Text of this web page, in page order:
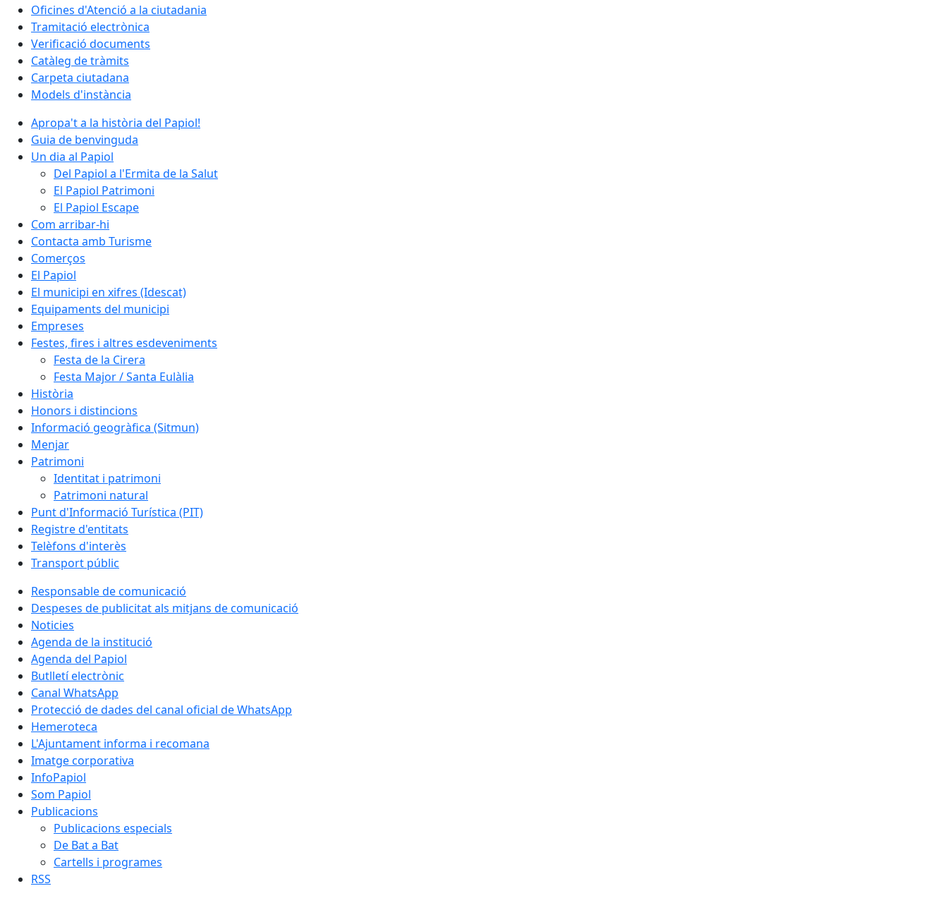
Oficines d'Atenció a la ciutadania
Tramitació electrònica
Verificació documents
Catàleg de tràmits
Carpeta ciutadana
Models d'instància
Apropa't a la història del Papiol!
Guia de benvinguda
Un dia al Papiol
Del Papiol a l'Ermita de la Salut
El Papiol Patrimoni
El Papiol Escape
Com arribar-hi
Contacta amb Turisme
Comerços
El Papiol
El municipi en xifres (Idescat)
Equipaments del municipi
Empreses
Festes, fires i altres esdeveniments
Festa de la Cirera
Festa Major / Santa Eulàlia
Història
Honors i distincions
Informació geogràfica (Sitmun)
Menjar
Patrimoni
Identitat i patrimoni
Patrimoni natural
Punt d'Informació Turística (PIT)
Registre d'entitats
Telèfons d'interès
Transport públic
Responsable de comunicació
Despeses de publicitat als mitjans de comunicació
Noticies
Agenda de la institució
Agenda del Papiol
Butlletí electrònic
Canal WhatsApp
Protecció de dades del canal oficial de WhatsApp
Hemeroteca
L'Ajuntament informa i recomana
Imatge corporativa
InfoPapiol
Som Papiol
Publicacions
Publicacions especials
De Bat a Bat
Cartells i programes
RSS